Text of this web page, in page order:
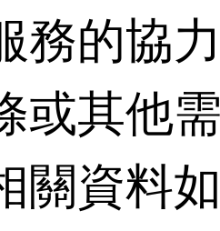
務的協
或其他
關資料